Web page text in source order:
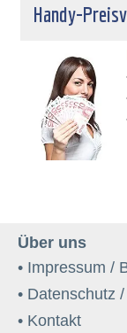
Handy-
Über uns
• Impressum /
• Datenschutz
• Kontakt